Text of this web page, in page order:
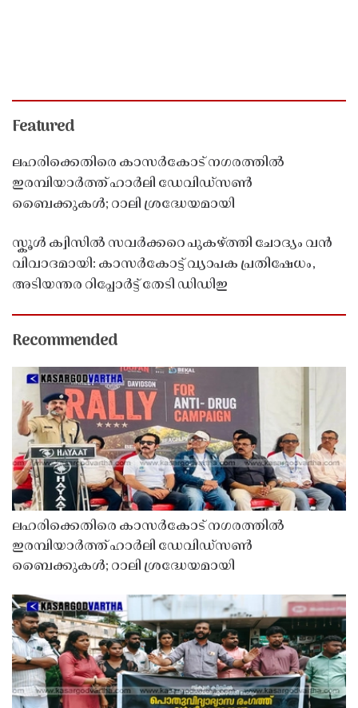
Featured
ലഹരിക്കെതിരെ കാസർകോട് നഗരത്തിൽ
ഇരമ്പിയാർത്ത് ഹാർലി ഡേവിഡ്‌സൺ
ബൈക്കുകൾ; റാലി ശ്രദ്ധേയമായി
സ്കൂൾ ക്വിസിൽ സവർക്കറെ പുകഴ്ത്തി ചോദ്യം വൻ
വിവാദമായി: കാസർകോട്ട് വ്യാപക പ്രതിഷേധം,
അടിയന്തര റിപ്പോർട്ട് തേടി ഡിഡിഇ
Recommended
ലഹരിക്കെതിരെ കാസർകോട് നഗരത്തിൽ
ഇരമ്പിയാർത്ത് ഹാർലി ഡേവിഡ്‌സൺ
ബൈക്കുകൾ; റാലി ശ്രദ്ധേയമായി